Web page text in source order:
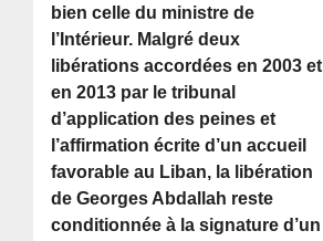
bien celle du ministre de
l’Intérieur. Malgré deux
libérations accordées en 2003 et
en 2013 par le tribunal
d’application des peines et
l’affirmation écrite d’un accueil
favorable au Liban, la libération
de Georges Abdallah reste
conditionnée à la signature d’un